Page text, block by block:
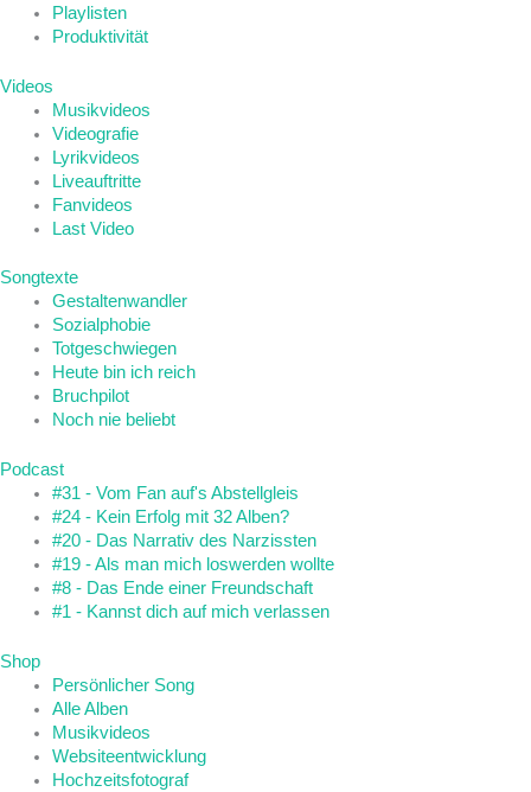
Playlisten
Produktivität
Videos
Musikvideos
Videografie
Lyrikvideos
Liveauftritte
Fanvideos
Last Video
Songtexte
Gestaltenwandler
Sozialphobie
Totgeschwiegen
Heute bin ich reich
Bruchpilot
Noch nie beliebt
Podcast
#31 - Vom Fan auf's Abstellgleis
#24 - Kein Erfolg mit 32 Alben?
#20 - Das Narrativ des Narzissten
#19 - Als man mich loswerden wollte
#8 - Das Ende einer Freundschaft
#1 - Kannst dich auf mich verlassen
Shop
Persönlicher Song
Alle Alben
Musikvideos
Websiteentwicklung
Hochzeitsfotograf